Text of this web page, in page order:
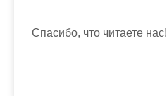
Спасибо, что читаете нас!